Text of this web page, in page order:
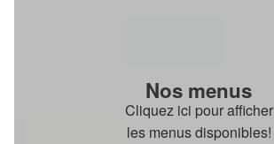
Nos menus
Cliquez ici pour afficher
les menus disponibles!